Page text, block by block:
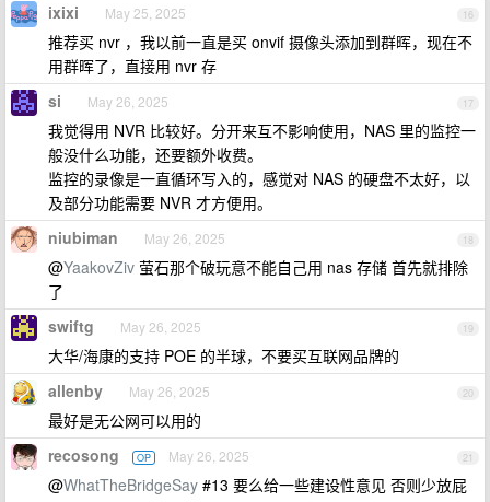
16
ixixi May 25, 2025
推荐买 nvr ，我以前一直是买 onvif 摄像头添加到群晖，现在不
用群晖了，直接用 nvr 存
17
si May 26, 2025
我觉得用 NVR 比较好。分开来互不影响使用，NAS 里的监控一
般没什么功能，还要额外收费。
监控的录像是一直循环写入的，感觉对 NAS 的硬盘不太好，以
及部分功能需要 NVR 才方便用。
18
niubiman May 26, 2025
@YaakovZiv 萤石那个破玩意不能自己用 nas 存储 首先就排除
了
19
swiftg May 26, 2025
大华/海康的支持 POE 的半球，不要买互联网品牌的
20
allenby May 26, 2025
最好是无公网可以用的
21
recosong OP May 26, 2025
@WhatTheBridgeSay #13 要么给一些建设性意见 否则少放屁